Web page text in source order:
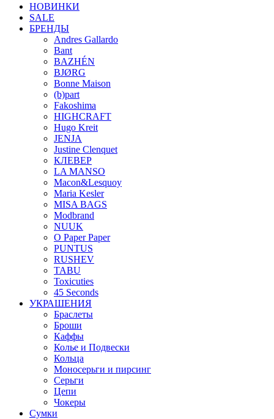
НОВИНКИ
SALE
БРЕНДЫ
Andres Gallardo
Bant
BAZHÉN
BJØRG
Bonne Maison
(b)part
Fakoshima
HIGHCRAFT
Hugo Kreit
JENJA
Justine Clenquet
КЛЕВЕР
LA MANSO
Macon&Lesquoy
Maria Kesler
MISA BAGS
Modbrand
NUUK
O Paper Paper
PUNTUS
RUSHEV
TABU
Toxicuties
45 Seconds
УКРАШЕНИЯ
Браслеты
Броши
Каффы
Колье и Подвески
Кольца
Моносерьги и пирсинг
Серьги
Цепи
Чокеры
Сумки